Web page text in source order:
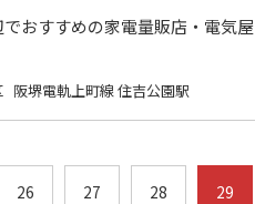
おすすめの家電量販店・電気屋
阪堺電軌上町線 住吉公園駅
26 27 28 29